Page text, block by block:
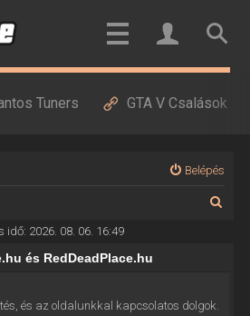
Tuners GTA V Csalások
Belépés
idő: 2026. 08. 06. 16:49
és RedDeadPlace.hu
és az oldalunkkal kapcsolatos dolgok.